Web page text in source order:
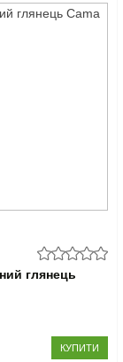
глянець
КУПИТИ